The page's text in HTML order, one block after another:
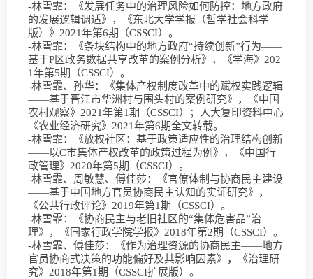
-林雪霏：《发展任务中的治理风险如何防控：地方政府
的发展逻辑调适》，《东北大学学报（哲学社会科学
版）》2021年第6期（CSSCI）。
-林雪霏：《条块结构中的地方政府“持续创新”行为——
基于P区政务数据共享改革的案例分析》，《学海》202
1年第5期（CSSCI）。
-林雪霏、孙华：《集体产权制度改革中的赋权实践逻辑
——基于晋江市华洲村与围头村的案例研究》，《中国
农村观察》2021年第1期（CSSCI）；人大复印资料中心
《农业经济研究》2021年第6期全文转载。
-林雪霏：《放权社区：基于政策适应性的治理结构创新
——以C市集体产权改革的政策过程为例》，《中国行
政管理》2020年第5期（CSSCI）。
-林雪霏、周敏慧、傅佳莎：《官僚体制与协商民主建设
——基于中国地方官员协商民主认知的实证研究》，
《公共行政评论》2019年第1期（CSSCI）。
-林雪霏：《协商民主与老旧社区的“集体危害品”治
理》，《国家行政学院学报》2018年第2期（CSSCI）。
-林雪霏、傅佳莎：《作为治理资源的协商民主——地方
官员协商式决策的功能偏好及其影响因素》，《治理研
究》2018年第1期（CSSCI扩展版）。